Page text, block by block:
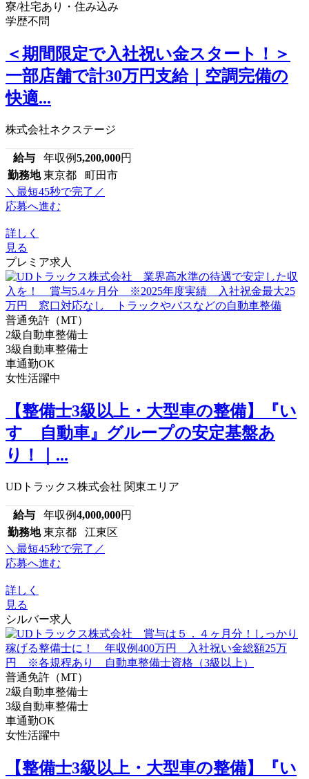
寮/社宅あり・住み込み
学歴不問
＜期間限定で入社祝い金スタート！＞
一部店舗で計30万円支給｜空調完備の
快適...
株式会社ネクステージ
給与 年収例5,200,000円
勤務地 東京都 町田市
＼最短45秒で完了／
応募へ進む
詳しく
見る
プレミア求人
普通免許（MT）
2級自動車整備士
3級自動車整備士
車通勤OK
女性活躍中
【整備士3級以上・大型車の整備】『い
すゞ自動車』グループの安定基盤あ
り！｜...
UDトラックス株式会社 関東エリア
給与 年収例4,000,000円
勤務地 東京都 江東区
＼最短45秒で完了／
応募へ進む
詳しく
見る
シルバー求人
普通免許（MT）
2級自動車整備士
3級自動車整備士
車通勤OK
女性活躍中
【整備士3級以上・大型車の整備】『い